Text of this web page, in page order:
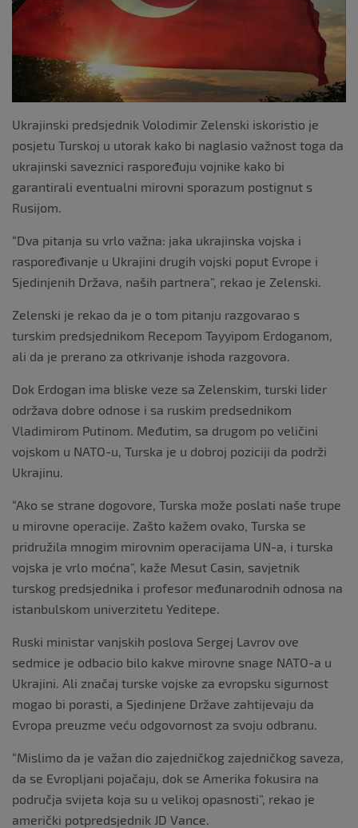
Ukrajinski predsjednik Volodimir Zelenski iskoristio je
posjetu Turskoj u utorak kako bi naglasio važnost toga da
ukrajinski saveznici raspoređuju vojnike kako bi
garantirali eventualni mirovni sporazum postignut s
Rusijom.
“Dva pitanja su vrlo važna: jaka ukrajinska vojska i
raspoređivanje u Ukrajini drugih vojski poput Evrope i
Sjedinjenih Država, naših partnera”, rekao je Zelenski.
Zelenski je rekao da je o tom pitanju razgovarao s
turskim predsjednikom Recepom Tayyipom Erdoganom,
ali da je prerano za otkrivanje ishoda razgovora.
Dok Erdogan ima bliske veze sa Zelenskim, turski lider
održava dobre odnose i sa ruskim predsednikom
Vladimirom Putinom. Međutim, sa drugom po veličini
vojskom u NATO-u, Turska je u dobroj poziciji da podrži
Ukrajinu.
“Ako se strane dogovore, Turska može poslati naše trupe
u mirovne operacije. Zašto kažem ovako, Turska se
pridružila mnogim mirovnim operacijama UN-a, i turska
vojska je vrlo moćna”, kaže Mesut Casin, savjetnik
turskog predsjednika i profesor međunarodnih odnosa na
istanbulskom univerzitetu Yeditepe.
Ruski ministar vanjskih poslova Sergej Lavrov ove
sedmice je odbacio bilo kakve mirovne snage NATO-a u
Ukrajini. Ali značaj turske vojske za evropsku sigurnost
mogao bi porasti, a Sjedinjene Države zahtijevaju da
Evropa preuzme veću odgovornost za svoju odbranu.
“Mislimo da je važan dio zajedničkog zajedničkog saveza,
da se Evropljani pojačaju, dok se Amerika fokusira na
područja svijeta koja su u velikoj opasnosti”, rekao je
američki potpredsjednik JD Vance.